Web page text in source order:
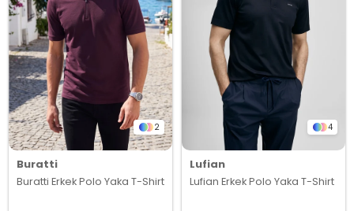
2
Buratti
Buratti Erkek Polo Yaka T-Shirt
4
Lufian
Lufian Erkek Polo Yaka T-Shirt